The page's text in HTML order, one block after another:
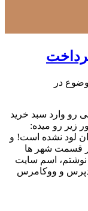
در
رو وارد سبد خرید
زیر رو میده:
لود نشده است! و
قسمت شهر ها
اسم سایت
و ووکامرس